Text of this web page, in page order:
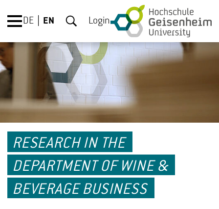
DE EN Login
RESEARCH IN THE
DEPARTMENT OF WINE &
BEVERAGE BUSINESS